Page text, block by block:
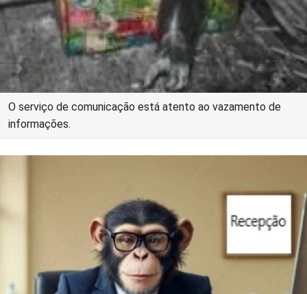
O serviço de comunicação está atento ao vazamento de
informações.